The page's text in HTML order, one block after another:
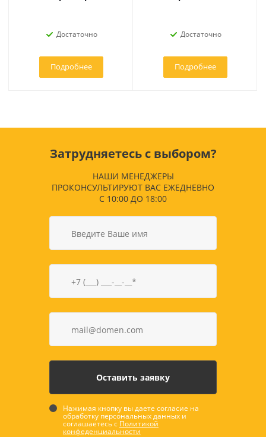
Достаточно
Подробнее
Достаточно
Подробнее
Затрудняетесь с выбором?
НАШИ МЕНЕДЖЕРЫ
ПРОКОНСУЛЬТИРУЮТ ВАС ЕЖЕДНЕВНО
С 10:00 ДО 18:00
Нажимая кнопку вы даете согласие на
обработку персональных данных и
соглашаетесь с Политикой
конфеденциальности